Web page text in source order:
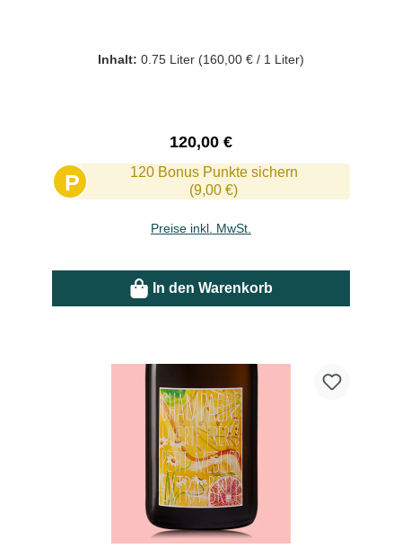
Inhalt: 0.75 Liter (160,00 € / 1 Liter)
Regulärer Preis:
120,00 €
P
120 Bonus Punkte sichern
(9,00 €)
Preise inkl. MwSt.
In den Warenkorb